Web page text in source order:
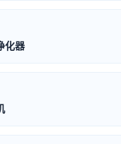
化器